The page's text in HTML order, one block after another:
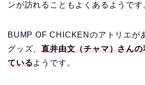
ンが訪れることもよくあるようです
BUMP OF CHICKENのアトリエが
グッズ、直井由文（チャマ）さん
ているようです。